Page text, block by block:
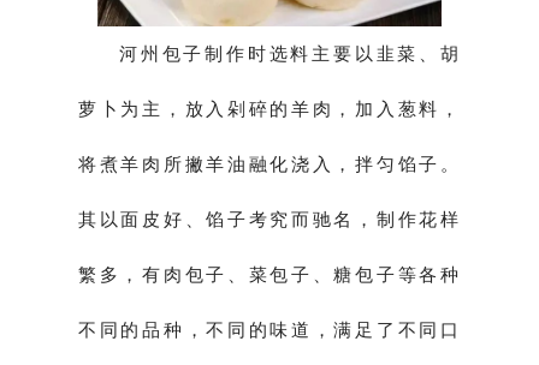
河州包子制作时选料主要以韭菜、胡
萝卜为主，放入剁碎的羊肉，加入葱料，
将煮羊肉所撇羊油融化浇入，拌匀馅子。
其以面皮好、馅子考究而驰名，制作花样
繁多，有肉包子、菜包子、糖包子等各种
不同的品种，不同的味道，满足了不同口